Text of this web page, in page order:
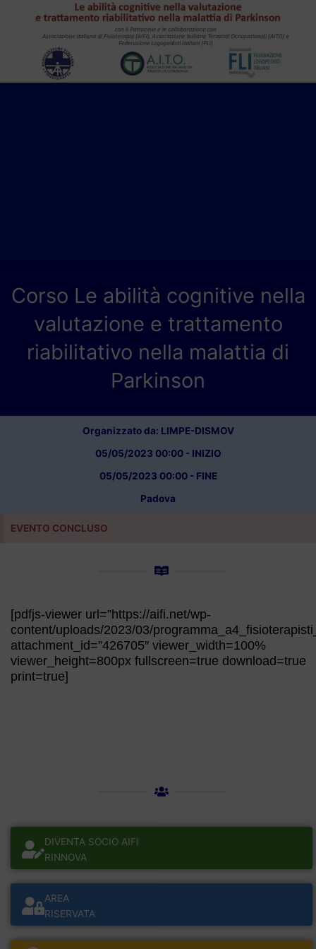
Corso Le abilità cognitive nella
valutazione e trattamento
riabilitativo nella malattia di
Parkinson
Organizzato da: LIMPE-DISMOV
05/05/2023 00:00 - INIZIO
05/05/2023 00:00 - FINE
Padova
EVENTO CONCLUSO
[pdfjs-viewer url=”https://aifi.net/wp-
content/uploads/2023/03/
attachment_id=”426705″ viewer_width=100%
viewer_height=800px fullscreen=true download=true
print=true]
DIVENTA SOCIO AIFI
RINNOVA
AREA
RISERVATA